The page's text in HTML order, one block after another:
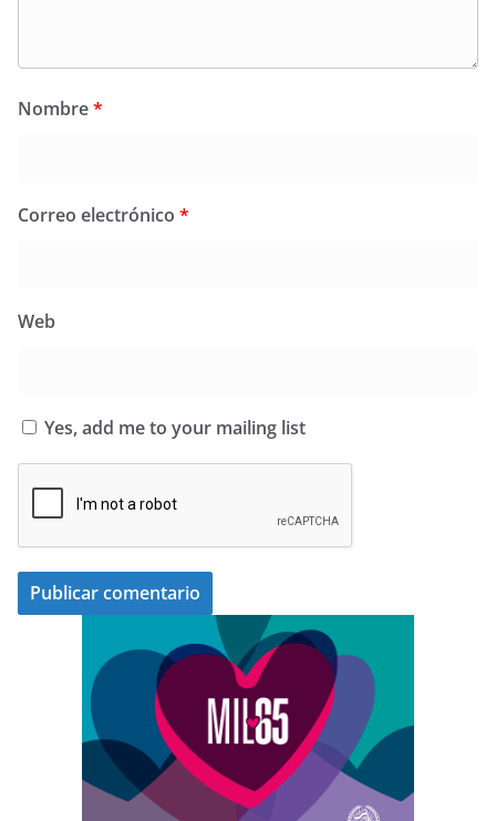
Nombre*
Correo electrónico *
Web
Yes, add me to your mailing list